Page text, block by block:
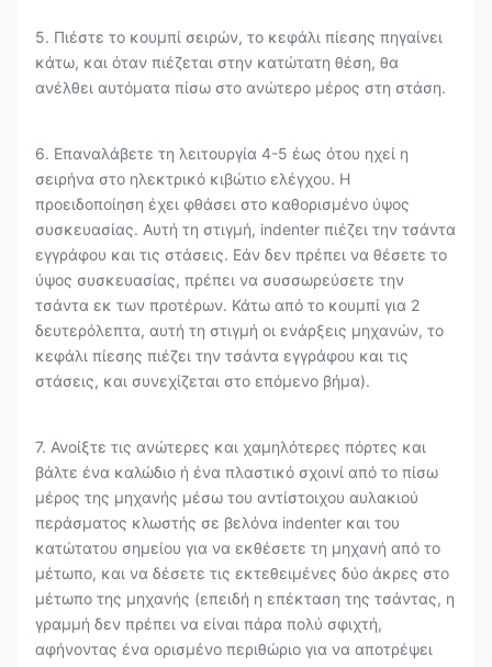
5. Πιέστε το κουμπί σειρών, το κεφάλι πίεσης πηγαίνει
κάτω, και όταν πιέζεται στην κατώτατη θέση, θα
ανέλθει αυτόματα πίσω στο ανώτερο μέρος στη στάση.
6. Επαναλάβετε τη λειτουργία 4-5 έως ότου ηχεί η
σειρήνα στο ηλεκτρικό κιβώτιο ελέγχου. Η
προειδοποίηση έχει φθάσει στο καθορισμένο ύψος
συσκευασίας. Αυτή τη στιγμή, indenter πιέζει την τσάντα
εγγράφου και τις στάσεις. Εάν δεν πρέπει να θέσετε το
ύψος συσκευασίας, πρέπει να συσσωρεύσετε την
τσάντα εκ των προτέρων. Κάτω από το κουμπί για 2
δευτερόλεπτα, αυτή τη στιγμή οι ενάρξεις μηχανών, το
κεφάλι πίεσης πιέζει την τσάντα εγγράφου και τις
στάσεις, και συνεχίζεται στο επόμενο βήμα).
7. Ανοίξτε τις ανώτερες και χαμηλότερες πόρτες και
βάλτε ένα καλώδιο ή ένα πλαστικό σχοινί από το πίσω
μέρος της μηχανής μέσω του αντίστοιχου αυλακιού
περάσματος κλωστής σε βελόνα indenter και του
κατώτατου σημείου για να εκθέσετε τη μηχανή από το
μέτωπο, και να δέσετε τις εκτεθειμένες δύο άκρες στο
μέτωπο της μηχανής (επειδή η επέκταση της τσάντας, η
γραμμή δεν πρέπει να είναι πάρα πολύ σφιχτή,
αφήνοντας ένα ορισμένο περιθώριο για να αποτρέψει